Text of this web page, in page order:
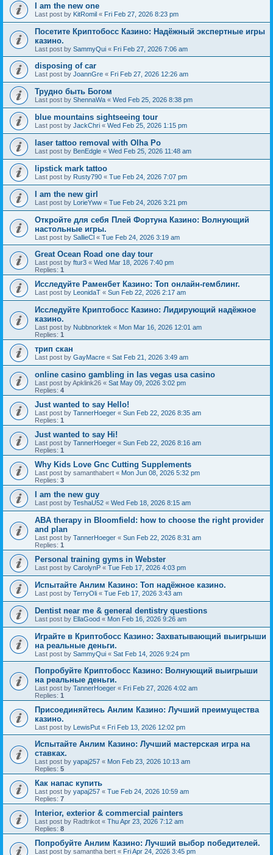
I am the new one
Last post by KitRomil « Fri Feb 27, 2026 8:23 pm
Посетите Криптобосс Казино: Надёжный экспертные игры
казино.
Last post by SammyQui « Fri Feb 27, 2026 7:06 am
disposing of car
Last post by JoannGre « Fri Feb 27, 2026 12:26 am
Трудно быть Богом
Last post by ShennaWa « Wed Feb 25, 2026 8:38 pm
blue mountains sightseeing tour
Last post by JackChri « Wed Feb 25, 2026 1:15 pm
laser tattoo removal with Olha Po
Last post by BenEdgle « Wed Feb 25, 2026 11:48 am
lipstick mark tattoo
Last post by Rusty790 « Tue Feb 24, 2026 7:07 pm
I am the new girl
Last post by LorieYww « Tue Feb 24, 2026 3:21 pm
Откройте для себя Плей Фортуна Казино: Волнующий
настольные игры.
Last post by SallieCl « Tue Feb 24, 2026 3:19 am
Great Ocean Road one day tour
Last post by ftur3 « Wed Mar 18, 2026 7:40 pm
Replies: 1
Исследуйте Раменбет Казино: Топ онлайн-гемблинг.
Last post by LeonidaT « Sun Feb 22, 2026 2:17 am
Исследуйте Криптобосс Казино: Лидирующий надёжное
казино.
Last post by Nubbnorktek « Mon Mar 16, 2026 12:01 am
Replies: 1
трип скан
Last post by GayMacre « Sat Feb 21, 2026 3:49 am
online casino gambling in las vegas usa casino
Last post byApklink26 « Sat May 09, 2026 3:02 pm
Replies: 4
Just wanted to say Hello!
Last post by TannerHoeger « Sun Feb 22, 2026 8:35 am
Replies: 1
Just wanted to say Hi!
Last post by TannerHoeger « Sun Feb 22, 2026 8:16 am
Replies: 1
Why Kids Love Gnc Cutting Supplements
Last post by samanthabert « Mon Jun 08, 2026 5:32 pm
Replies: 3
I am the new guy
Last post by TeshaU52 « Wed Feb 18, 2026 8:15 am
ABA therapy in Bloomfield: how to choose the right provider
and plan
Last post by TannerHoeger « Sun Feb 22, 2026 8:31 am
Replies: 1
Personal training gyms in Webster
Last post by CarolynP « Tue Feb 17, 2026 4:03 pm
Испытайте Анлим Казино: Топ надёжное казино.
Last post by TerryOli « Tue Feb 17, 2026 3:43 am
Dentist near me & general dentistry questions
Last post by EllaGood « Mon Feb 16, 2026 9:26 am
Играйте в Криптобосс Казино: Захватывающий выигрыши
на реальные деньги.
Last post by SammyQui « Sat Feb 14, 2026 9:24 pm
Попробуйте Криптобосс Казино: Волнующий выигрыши
на реальные деньги.
Last post by TannerHoeger « Fri Feb 27, 2026 4:02 am
Replies: 1
Присоединяйтесь Анлим Казино: Лучший преимущества
казино.
Last post by LewisPut « Fri Feb 13, 2026 12:02 pm
Испытайте Анлим Казино: Лучший мастерская игра на
ставках.
Last post by yapaj257 « Mon Feb 23, 2026 10:13 am
Replies: 5
Как напас купить
Last post by yapaj257 « Tue Feb 24, 2026 10:59 am
Replies: 7
Interior, exterior & commercial painters
Last post by Radtrikot « Thu Apr 23, 2026 7:12 am
Replies: 8
Попробуйте Анлим Казино: Лучший выбор победителей.
Last post by samantha bert « Fri Apr 24, 2026 3:45 pm